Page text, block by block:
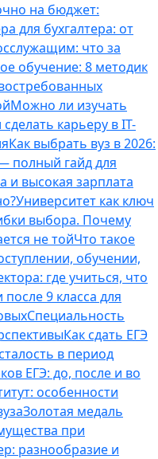
на бюджет:
для бухгалтера: от
что за
обучение: 8 методик
Можно ли изучать
карьеру в IT-
Как выбрать вуз в 2026:
полный гайд для
и высокая зарплата
Университет как ключ
выбора. Почему
не тойЧто такое
обучении,
где учиться, что
9 класса для
Специальность
Как сдать ЕГЭ
в период
ЕГЭ: до, после и во
особенности
Золотая медаль
при
разнообразие и